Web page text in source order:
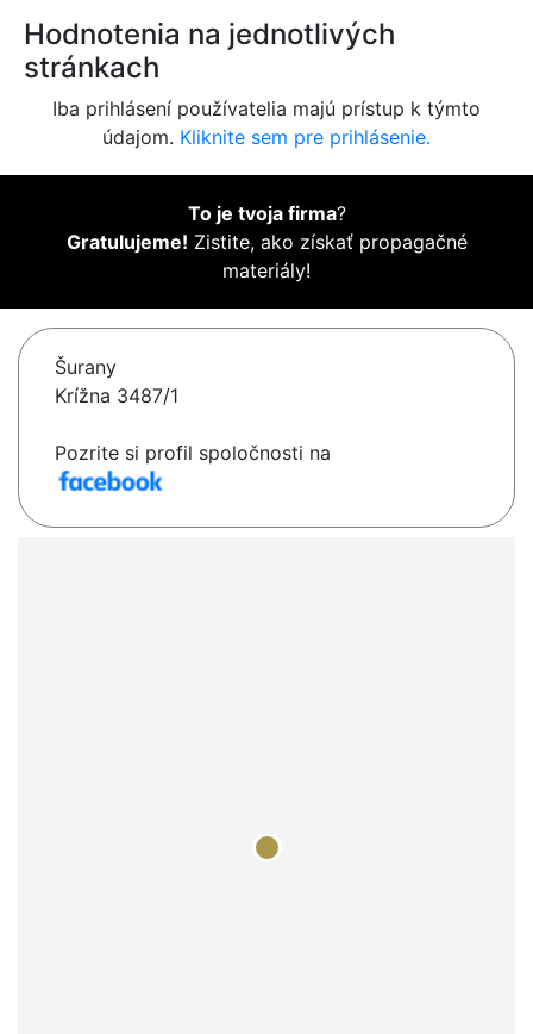
Hodnotenia na jednotlivých
stránkach
Iba prihlásení používatelia majú prístup k týmto
údajom. Kliknite sem pre prihlásenie.
To je tvoja firma?
Gratulujeme! Zistite, ako získať propagačné
materiály!
Šurany
Krížna 3487/1
Pozrite si profil spoločnosti na